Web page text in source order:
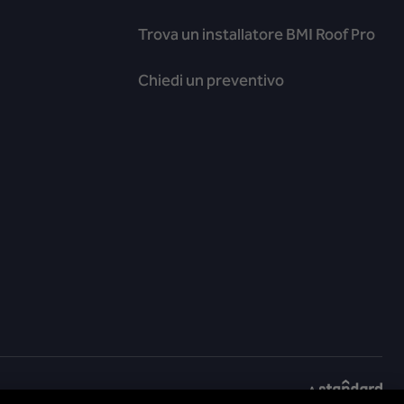
Trova un installatore BMI Roof Pro
Chiedi un preventivo